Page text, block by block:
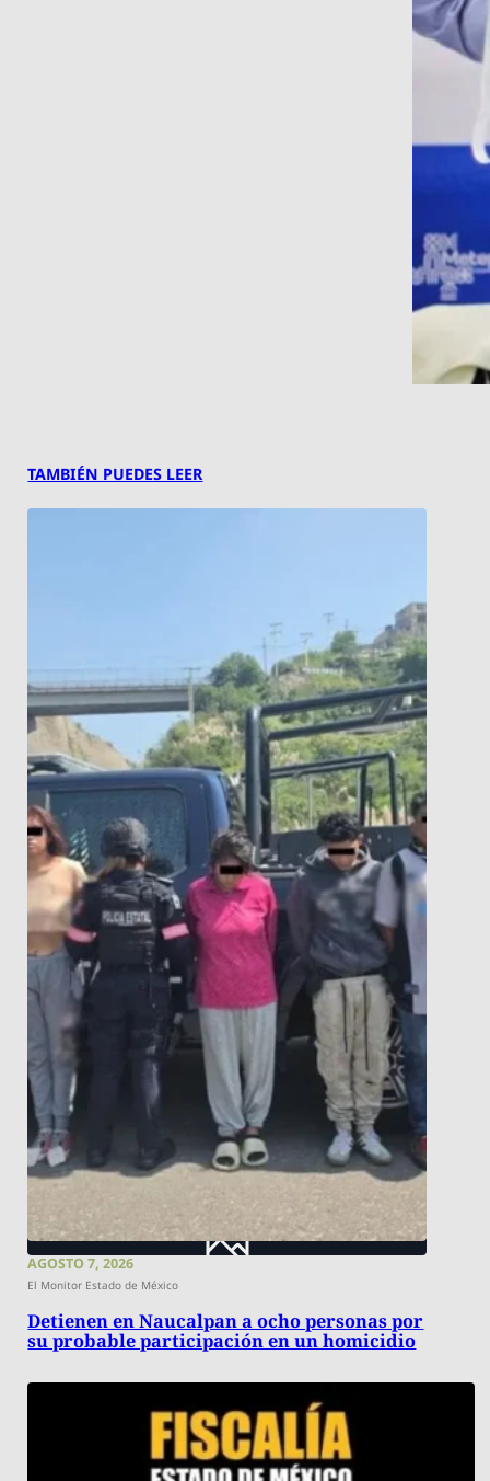
TAMBIÉN PUEDES LEER
AGOSTO 7, 2026
El Monitor Estado de México
Detienen en Naucalpan a ocho personas por
su probable participación en un homicidio